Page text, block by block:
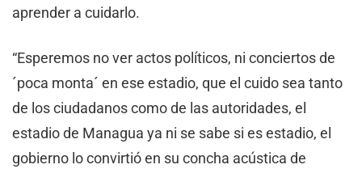
aprender a cuidarlo.
“Esperemos no ver actos políticos, ni conciertos de
´poca monta´ en ese estadio, que el cuido sea tanto
de los ciudadanos como de las autoridades, el
estadio de Managua ya ni se sabe si es estadio, el
gobierno lo convirtió en su concha acústica de